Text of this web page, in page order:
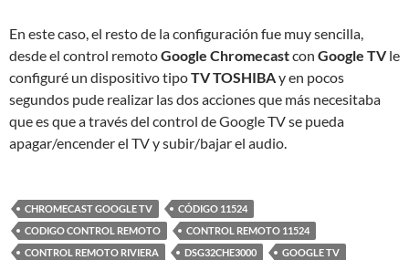
En este caso, el resto de la configuración fue muy sencilla,
desde el control remotoGoogle Chromecastcon Google TVle
configuré un dispositivo tipoTV TOSHIBAy en pocos
segundos pude realizar las dos acciones que más necesitaba
que es que a través del control de Google TV se pueda
apagar/encender el TV y subir/bajar el audio.
CHROMECAST GOOGLE TV
CÓDIGO 11524
CODIGO CONTROL REMOTO
CONTROL REMOTO 11524
CONTROL REMOTO RIVIERA
DSG32CHE3000
GOOGLE TV